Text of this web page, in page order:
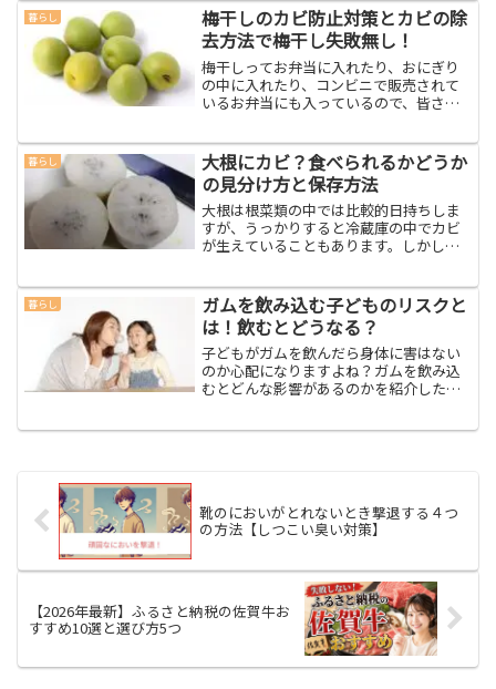
ち帰り」＝「テイクアウト」だと思って
いる人も多いですよね。日...
暮らし
梅干しのカビ防止対策とカビの除
去方法で梅干し失敗無し！
梅干しってお弁当に入れたり、おにぎり
の中に入れたり、コンビニで販売されて
いるお弁当にも入っているので、皆さん
を入れてくれていて一番最後にすっぱい
梅干しを食べるのが楽しみで...
暮らし
大根にカビ？食べられるかどうか
の見分け方と保存方法
大根は根菜類の中では比較的日持ちしま
すが、うっかりすると冷蔵庫の中でカビ
が生えていることもあります。しかしそ
が付いていることもあります。買って来
たばかりの大根でも、切っ...
暮らし
ガムを飲み込む子どものリスクと
は！飲むとどうなる？
子どもがガムを飲んだら身体に害はない
のか心配になりますよね？ガムを飲み込
むとどんな影響があるのかを紹介したい
靴のにおいがとれないとき撃退する４つ
の方法【しつこい臭い対策】
【2026年最新】ふるさと納税の佐賀牛お
すすめ10選と選び方5つ